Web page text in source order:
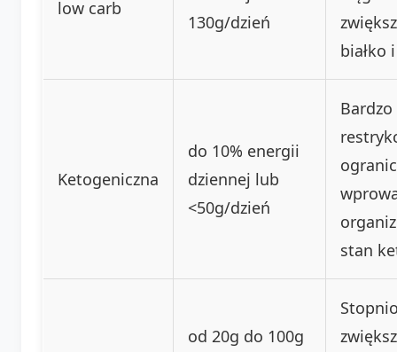
low carb
130g/dzień
białko
Ketogeniczna
do 10% energii
dziennej lub
<50g/dzień
Bardzo
stan
od 20g do 100g